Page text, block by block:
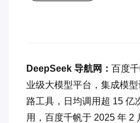
DeepSeek 导航网： 百度
业级大模型平台，集成模
路工具，日均调用超 15 亿
用，百度千帆于 2025 年 2